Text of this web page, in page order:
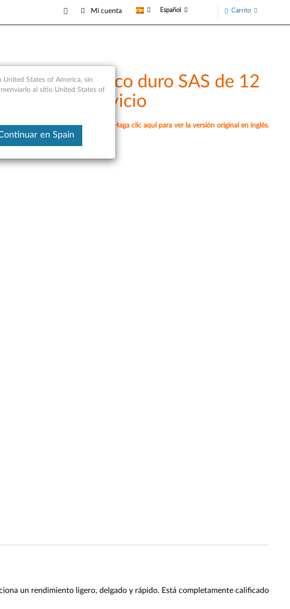
Mi cuenta Español Carrito
/disco duro SAS de 12
piezas de servicio
traducido automáticamente. Haga clic aquí para ver la versión original en inglés.
un rendimiento ligero, delgado y rápido. Está completamente calificado
United States of America, sin
al sitio United States of
en Spain